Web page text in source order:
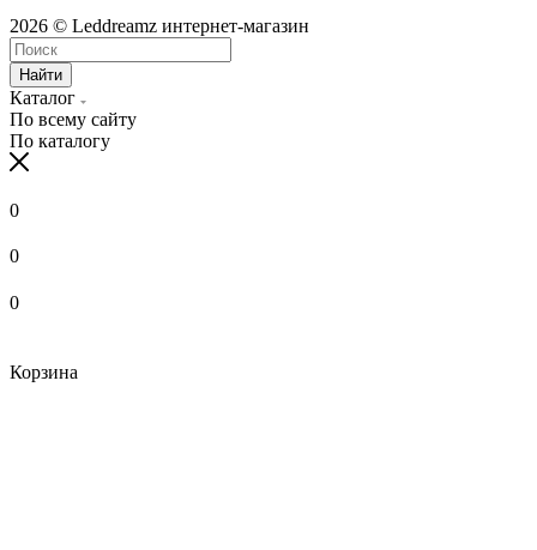
2026 © Leddreamz интернет-магазин
Найти
Каталог
По всему сайту
По каталогу
0
0
0
Корзина